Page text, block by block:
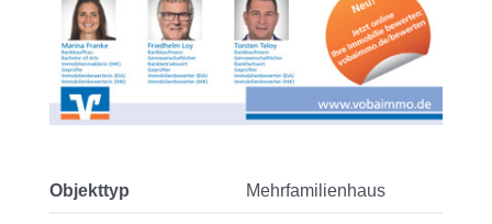
Objekttyp Mehrfamilienhaus